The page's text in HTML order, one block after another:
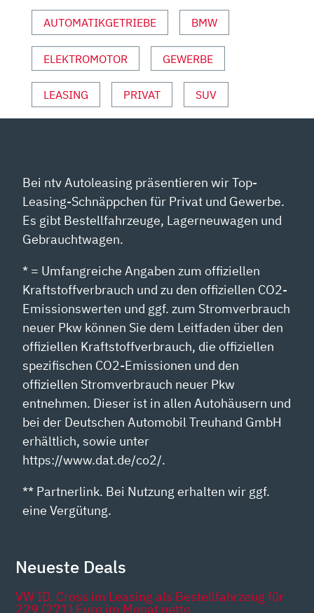
VON
YOUTUBE
AUTOMATIKGETRIEBE BMW
ELEKTROMOTOR GEWERBE
LEASING PRIVAT SUV
Bei ntv Autoleasing präsentieren wir Top-
Leasing-Schnäppchen für Privat und Gewerbe.
Es gibt Bestellfahrzeuge, Lagerneuwagen und
Gebrauchtwagen.
* = Umfangreiche Angaben zum offiziellen
Kraftstoffverbrauch und zu den offiziellen CO2-
Emissionswerten und ggf. zum Stromverbrauch
neuer Pkw können Sie dem Leitfaden über den
offiziellen Kraftstoffverbrauch, die offiziellen
spezifischen CO2-Emissionen und den
offiziellen Stromverbrauch neuer Pkw
entnehmen. Dieser ist in allen Autohäusern und
bei der Deutschen Automobil Treuhand GmbH
erhältlich, sowie unter
https://www.dat.de/co2/.
** Partnerlink. Bei Nutzung erhalten wir ggf.
eine Vergütung.
Neueste Deals
VW ID. Cross im Leasing als Bestellfahrzeug für
229 (271) Euro im Monat netto